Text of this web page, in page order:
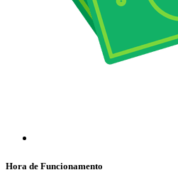
Hora de Funcionamento